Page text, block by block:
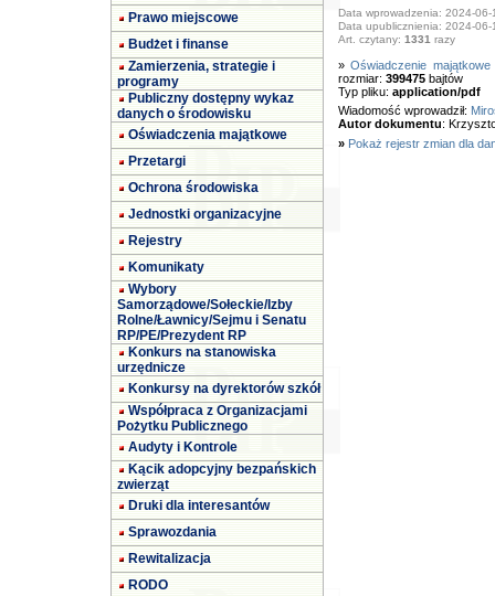
Prawo miejscowe
Budżet i finanse
Zamierzenia, strategie i
programy
Publiczny dostępny wykaz
danych o środowisku
Oświadczenia majątkowe
Przetargi
Ochrona środowiska
Jednostki organizacyjne
Rejestry
Komunikaty
Wybory
Samorządowe/Sołeckie/Izby
Rolne/Ławnicy/Sejmu i Senatu
RP/PE/Prezydent RP
Konkurs na stanowiska
urzędnicze
Konkursy na dyrektorów szkół
Współpraca z Organizacjami
Pożytku Publicznego
Audyty i Kontrole
Kącik adopcyjny bezpańskich
zwierząt
Druki dla interesantów
Sprawozdania
Rewitalizacja
RODO
Data wprowadzenia: 2024-06-
Data upublicznienia: 2024-06-
Art. czytany: 1331razy
»Oświadczenie
rozmiar: 399475bajtów
Typ pliku: application/pdf
Wiadomość wprowadził:
Autor dokumentu:
» Pokaż rejestr zmian dla